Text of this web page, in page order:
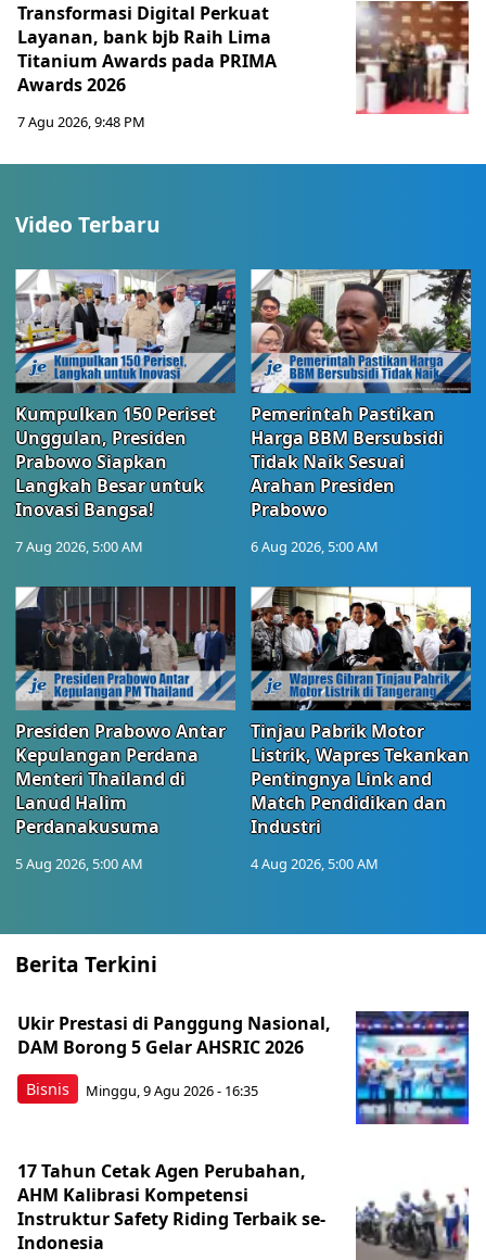
Transformasi Digital Perkuat
Layanan, bank bjb Raih Lima
Titanium Awards pada PRIMA
Awards 2026
7 Agu 2026, 9:48 PM
Video Terbaru
Kumpulkan 150 Periset
Unggulan, Presiden
Prabowo Siapkan
Langkah Besar untuk
Inovasi Bangsa!
7 Aug 2026, 5:00 AM
Pemerintah Pastikan
Harga BBM Bersubsidi
Tidak Naik Sesuai
Arahan Presiden
Prabowo
6 Aug 2026, 5:00 AM
Presiden Prabowo Antar
Kepulangan Perdana
Menteri Thailand di
Lanud Halim
Perdanakusuma
5 Aug 2026, 5:00 AM
Tinjau Pabrik Motor
Listrik, Wapres Tekankan
Pentingnya Link and
Match Pendidikan dan
Industri
4 Aug 2026, 5:00 AM
Berita Terkini
Bisnis
Ukir Prestasi di Panggung Nasional,
DAM Borong 5 Gelar AHSRIC 2026
Minggu, 9 Agu 2026 - 16:35
17 Tahun Cetak Agen Perubahan,
AHM Kalibrasi Kompetensi
Instruktur Safety Riding Terbaik se-
Indonesia